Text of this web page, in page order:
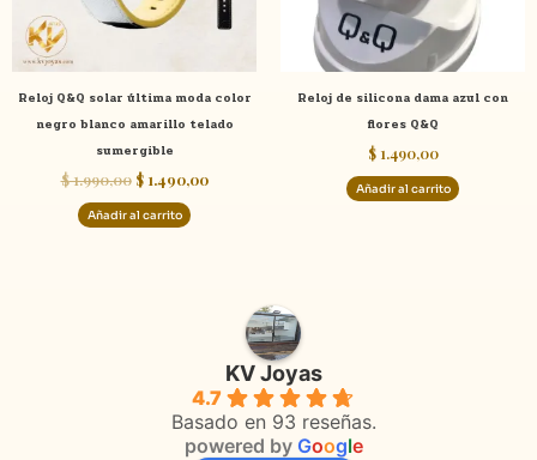
Reloj Q&Q solar última moda color
negro blanco amarillo telado
sumergible
$1.990,00 $1.490,00
Añadir al carrito
Reloj de silicona dama azul con
flores Q&Q
$1.490,00
Añadir al carrito
KV Joyas
4.7
Basado en 93 reseñas.
powered by Google